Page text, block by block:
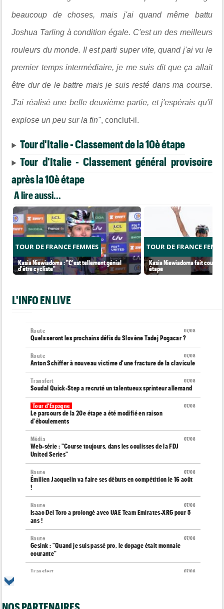
beaucoup de choses, mais j'ai quand même battu
Joshua Tarling à condition égale. C'est un des meilleurs
rouleurs du monde. Il est parti super vite, quand j'ai vu le
premier temps intermédiaire, je me suis dit que ça allait
être dur de le battre mais je suis resté dans ma course.
J'ai réalisé une belle deuxième partie, et j'espérais qu'il
explose un peu sur la fin", conclut-il.
Tour d'Italie - Classement de la 10è étape
Tour d'Italie - Classement général provisoire
après la 10è étape
A lire aussi...
TOUR DE FRANCE FEMMES
Kasia Niewiadoma : "C'est tellement génial
d'être cycliste"
TOUR DE FRANCE
Kasia Niewiadoma fait coup
étape
L'INFO EN LIVE
07/08
Route
Quels seront les prochains défis du Slovène Tadej Pogacar ?
07/08
Route
Anton Schiffer à nouveau victime d'une fracture de la clavicule
07/08
Transfert
Soudal Quick-Step a recruté un talentueux sprinteur allemand
07/08
Tour d'Espagne
Le parcours de la 20e étape a été modifié en raison
d'éboulements
07/08
Média
Web-série : "Course toujours, dans les coulisses de la FDJ
United Series"
07/08
Route
Émilien Jacquelin va faire ses débuts en compétition le 16 août
!
07/08
Route
Isaac Del Toro a prolongé avec UAE Team Emirates-XRG pour 5
ans !
07/08
Route
Gesink : "Quand je suis passé pro, le dopage était monnaie
courante"
07/08
Transfert
Transfert